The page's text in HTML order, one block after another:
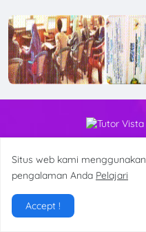
Tutor Vista Magazine
Matematika IPA, Fisika
Nama
Situs web kami
pengalaman Anda Pelajari
Accept !